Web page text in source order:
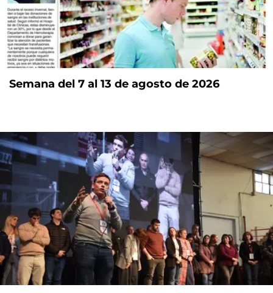
Semana del 7 al 13 de agosto de 2026